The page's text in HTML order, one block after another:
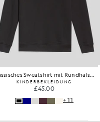
Klassisches Sweatshirt mit Rundhalsausschnitt
KINDERBEKLEIDUNG
£45.00
+11